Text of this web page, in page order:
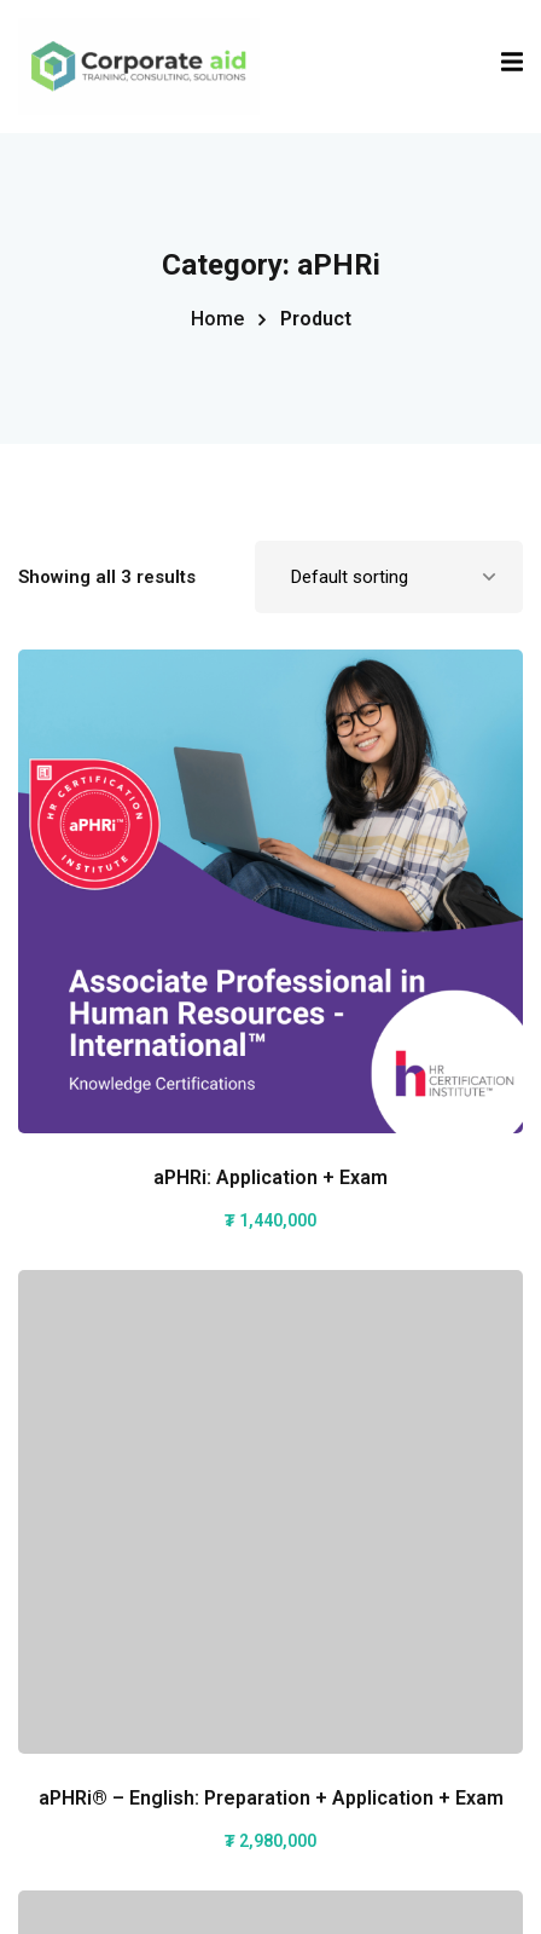
Category: aPHRi
Home Product
Showing all 3 results
aPHRi: Application + Exam
₮ 1,440,000
aPHRi® – English: Preparation + Application + Exam
₮ 2,980,000
Sign in